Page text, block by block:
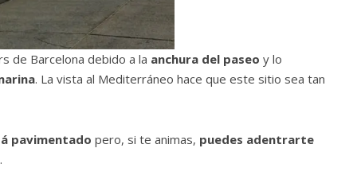
de Barcelona debido a la anchura del paseo y lo
. La vista al Mediterráneo hace que este sitio sea tan
pavimentado pero, si te animas, puedes adentrarte